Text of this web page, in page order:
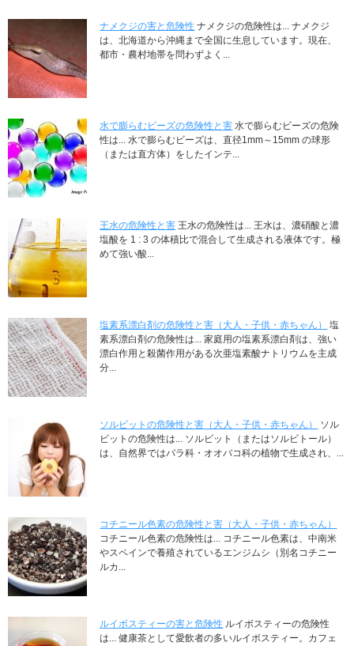
ナメクジの害と危険性 ナメクジの危険性は... ナメクジ
は、北海道から沖縄まで全国に生息しています。現在、
都市・農村地帯を問わずよく...
水で膨らむビーズの危険性と害 水で膨らむビーズの危険
性は... 水で膨らむビーズは、直径1mm～15mm の球形
（または直方体）をしたインテ...
王水の危険性と害 王水の危険性は... 王水は、濃硝酸と濃
塩酸を 1 : 3 の体積比で混合して生成される液体です。極
めて強い酸...
塩素系漂白剤の危険性と害（大人・子供・赤ちゃん）
塩
素系漂白剤の危険性は... 家庭用の塩素系漂白剤は、強い
漂白作用と殺菌作用がある次亜塩素酸ナトリウムを主成
分...
ソルビットの危険性と害（大人・子供・赤ちゃん）
ソル
ビットの危険性は... ソルビット（またはソルビトール）
は、自然界ではバラ科・オオバコ科の植物で生成され、...
コチニール色素の危険性と害（大人・子供・赤ちゃん）
コチニール色素の危険性は... コチニール色素は、中南米
やスペインで養殖されているエンジムシ（別名コチニー
ルカ...
ルイボスティーの害と危険性 ルイボスティーの危険性
は... 健康茶として愛飲者の多いルイボスティー。カフェ